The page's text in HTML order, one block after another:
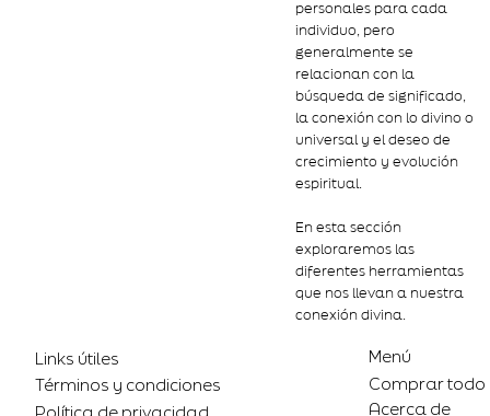
personales para cada
individuo, pero
generalmente se
relacionan con la
búsqueda de significado,
la conexión con lo divino o
universal y el deseo de
crecimiento y evolución
espiritual.
En esta sección
exploraremos las
diferentes herramientas
que nos llevan a nuestra
conexión divina.
Links útiles
Términos y condiciones
Menú
Comprar todo
Acerca de